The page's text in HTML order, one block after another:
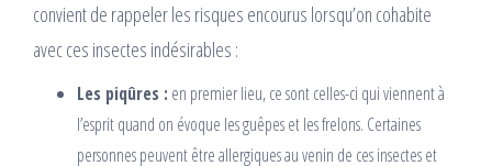
convient de rappeler les risques encourus lorsqu’on cohabite
avec ces insectes indésirables :
Les piqûres : en premier lieu, ce sont celles-ci qui viennent à
l’esprit quand on évoque les guêpes et les frelons. Certaines
personnes peuvent être allergiques au venin de ces insectes et